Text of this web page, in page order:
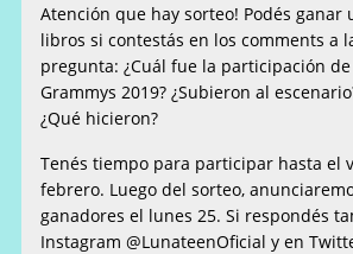
Atención que hay sorteo! Podés ganar
libros si contestás en los comments a
pregunta: ¿Cuál fue la participación de
Grammys 2019? ¿Subieron al
¿Qué hicieron?
Tenés tiempo para participar hasta el
febrero. Luego del sorteo,
ganadores el lunes 25. Si respondés
Instagram @LunateenOficial y en